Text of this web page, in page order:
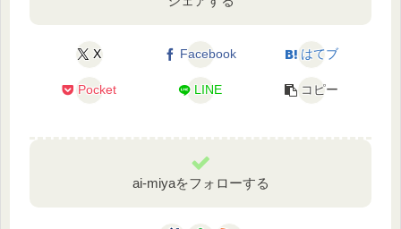
X Facebook はてブ
Pocket LINE コピー
ai-miyaをフォローする